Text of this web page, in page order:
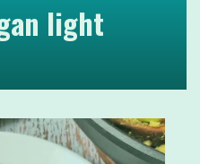
light